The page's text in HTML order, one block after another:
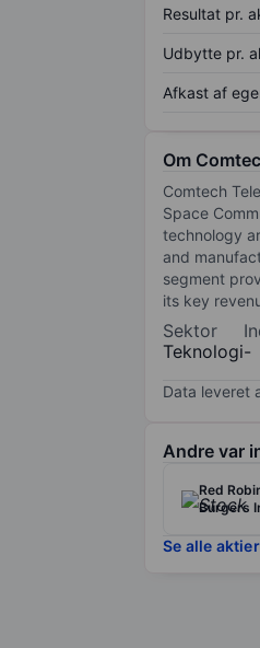
Resultat pr.
Udbytte pr.
Afkast af
Om
Comtech
Space
technology
and
segment
its key
Sektor
Teknologi-
Data leveret
Andre var
Red
Burgers
Se alle aktier